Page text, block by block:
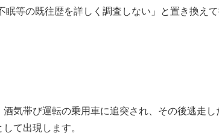
眠等の既往歴を詳しく調査しない」と置き換えて
酒気帯び運転の乗用車に追突され、その後逃走
て出現します。